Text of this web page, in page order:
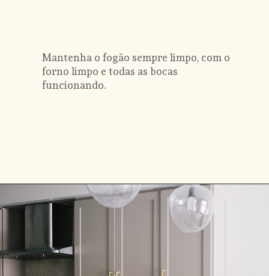
Mantenha o fogão sempre limpo, com o
forno limpo e todas as bocas
funcionando.
Opening